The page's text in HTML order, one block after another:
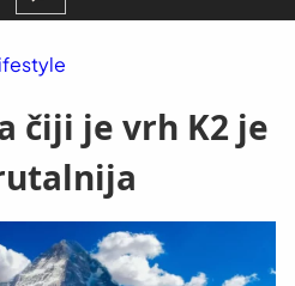
čiji je vrh K2 je